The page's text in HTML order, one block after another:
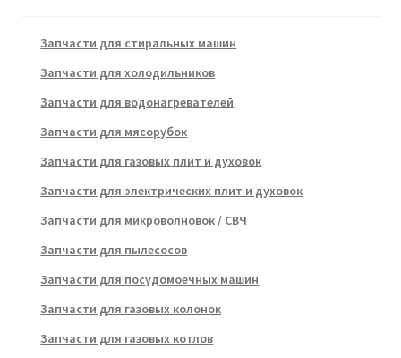
Запчасти для стиральных машин
Запчасти для холодильников
Запчасти для водонагревателей
Запчасти для мясорубок
Запчасти для газовых плит и духовок
Запчасти для электрических плит и духовок
Запчасти для микроволновок / СВЧ
Запчасти для пылесосов
Запчасти для посудомоечных машин
Запчасти для газовых колонок
Запчасти для газовых котлов